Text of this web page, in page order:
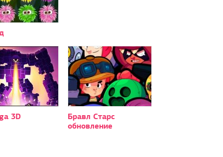
3D
Бравл Старс
обновление